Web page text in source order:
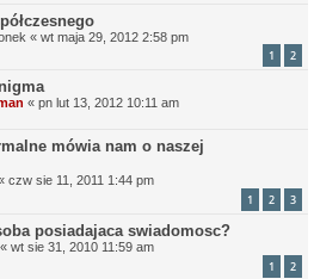
« wt maja 29, 2012 2:58 pm
1 2
« pn lut 13, 2012 10:11 am
mówia nam o naszej
czw sie 11, 2011 1:44 pm
1 2 3
posiadajaca swiadomosc?
« wt sie 31, 2010 11:59 am
1 2